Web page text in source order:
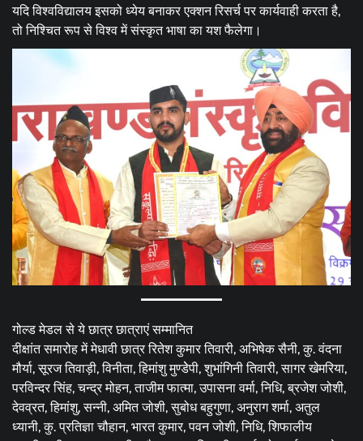
यदि विश्वविद्यालय इसको ध्येय बनाकर एक्शन रिसर्च पर कार्यवाही करता है,
तो निश्चित रूप से विश्व में संस्कृत भाषा का यश फैलेगा।
गोल्ड मेडल से ये छात्र छात्राएं सम्मानित
दीक्षांत समारोह में मेधावी छात्र रितेश कुमार तिवारी, अभिषेक सैनी, कु. वंदना
मौर्या, सूरज तिवाड़ी, विनीता, हिमांशु मुण्डेेपी, शुभांगिनी तिवारी, सागर खेमरिया,
परविन्दर सिंह, चन्द्र मोहन, ताजीम फात्मा, उपासना वर्मा, निधि, ब्रजेश जोशी,
देवव्रत, हिमांशु, सन्नी, अमित जोशी, सुबोध बहुगुणा, अनुराग शर्मा, अतुल
ध्यानी, कु. प्रतिज्ञा चौहान, भारत कुमार, पवन जोशी, निधि, शिफालीय